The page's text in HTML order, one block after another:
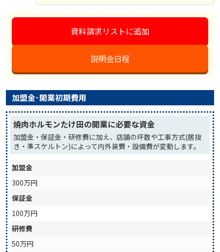
資料請求リストに追加
説明会日程
加盟金･開業初期費用
焼肉ホルモンたけ田の開業に必要な資金
加盟金・保証金・研修費に加え、店舗の坪数や工事方式(居抜
き・準スケルトン)によって内外装費・設備費が変動します。
加盟金
300万円
保証金
100万円
研修費
50万円